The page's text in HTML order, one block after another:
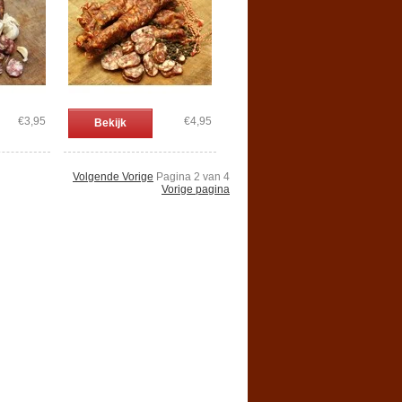
€3,95 Bekijk €4,95
Volgende Vorige Pagina 2 van 4
Vorige pagina